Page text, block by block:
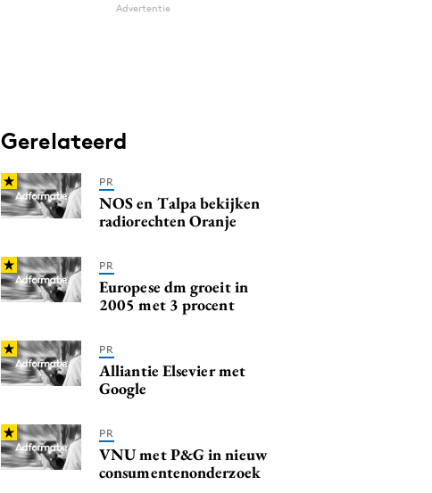
Advertentie
Gerelateerd
PR
NOS en Talpa bekijken
radiorechten Oranje
PR
Europese dm groeit in
2005 met 3 procent
PR
Alliantie Elsevier met
Google
PR
VNU met P&G in nieuw
consumentenonderzoek